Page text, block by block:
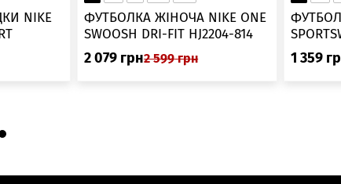
NIKE
ФУТБОЛКА ЖІНОЧА NIKE ONE
SWOOSH DRI-FIT HJ2204-814
2 079 грн2 599 грн 1 359